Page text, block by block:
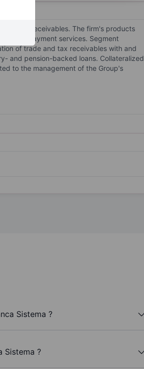
of receivables. The firm's products
and payment services. Segment
of trade and tax receivables with and
and pension-backed loans. Collateralized
to the management of the Group's
Sistema ?
Sistema ?